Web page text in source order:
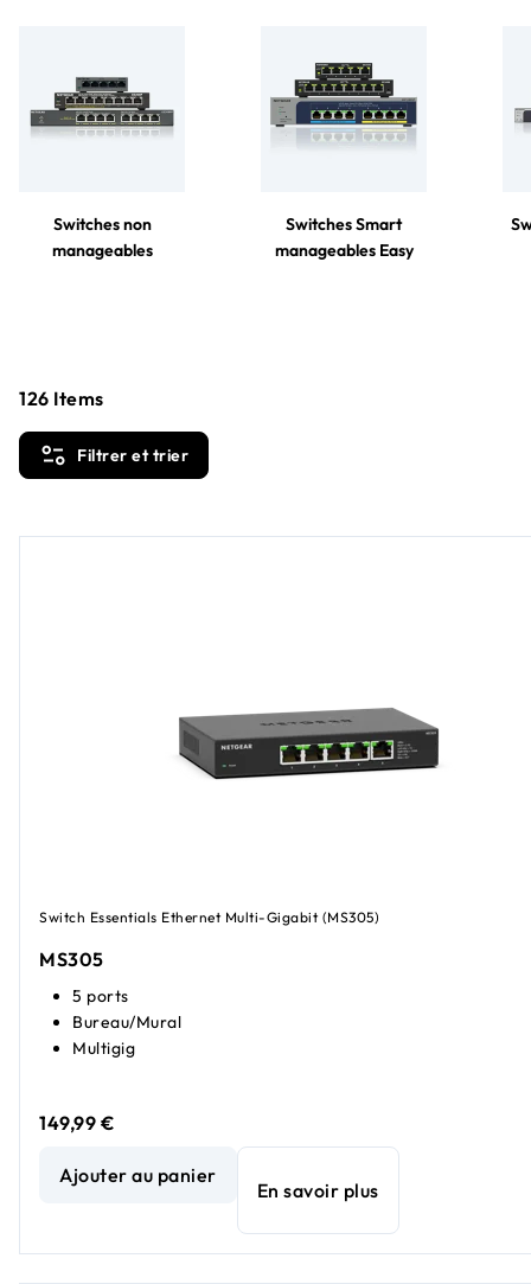
Switches non
manageables
Switches Smart
manageables Easy
Filtrer et trier
126 Items
Switch Essentials Ethernet Multi-Gigabit (MS305)
MS305
5 ports
Bureau/Mural
Multigig
149,99 €
Switch Ethernet Multi-Gigabit 2,5 G non manageable
Ajouter au panier
En savoir plus